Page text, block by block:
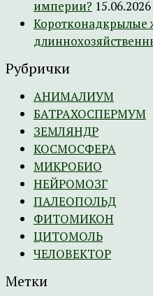
империи? 15.06.2026
Коротконадкрылые
Рубрички
АНИМАЛИУМ
БАТРАХОСПЕРМУМ
ЗЕМЛЯНДР
КОСМОСФЕРА
МИКРОБИО
НЕЙРОМОЗГ
ПАЛЕОПОЛЬД
ФИТОМИКОН
ЦИТОМОЛЬ
ЧЕЛОВЕКТОР
Метки